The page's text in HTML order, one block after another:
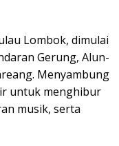
Lombok, dimulai
Gerung, Alun-
Menyambung
untuk menghibur
musik, serta